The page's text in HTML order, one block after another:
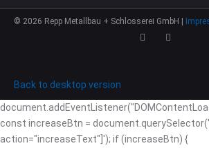
© 2026 Repp Metallbau + Schlosserei GmbH |
Back to desktop version
const increaseBtn =
action="increaseText"]'); if (increaseBtn) {